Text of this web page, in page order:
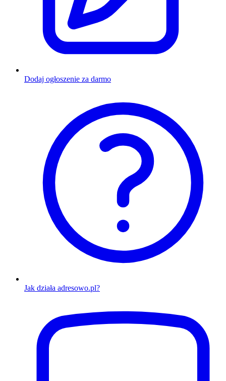
Dodaj ogłoszenie za darmo
Jak działa adresowo.pl?